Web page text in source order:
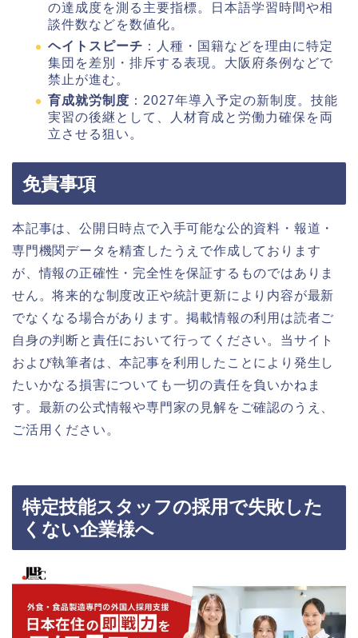
の達成度を測る主要指標。日本語学習時間や相
談件数などを数値化。
ヘイトスピーチ ：人種・国籍などを理由に特定
集団を差別・排斥する表現。大阪府条例などで
禁止が進む。
育成就労制度 ：2027年導入予定の新制度。技能
実習の後継として、人材育成と労働力確保を両
立させる狙い。
免責事項
本記事は、公開日時点で入手可能な公的資料・報道・
専門機関データを精査したうえで作成しております
が、情報の正確性・完全性を保証するものではありま
せん。将来的な制度改正や統計更新により内容が最新
でなくなる場合があります。掲載情報の利用は読者ご
自身の判断と責任において行ってください。当サイト
および執筆者は、本記事を利用したことにより発生し
たいかなる損害についても一切の責任を負いかねま
す。最新の公式情報や専門家の見解をご確認のうえ、
ご活用ください。
特定技能スタッフの採用で失敗した
くない企業様へ